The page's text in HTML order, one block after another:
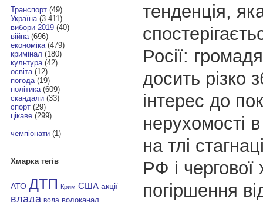
Транспорт(49)
Україна(3 411)
вибори 2019(40)
війна(696)
економіка(479)
кримінал (180)
культура(42)
освіта(12)
погода(19)
політика(609)
скандали(33)
спорт(29)
цікаве(299)
чемпіонати(1)
Хмарка тегів
АТО ДТП Крим США акції
влада вода водоканал
тенденція,
Росії:
досить різко
інтерес до
нерухомості
на тлі
РФ і чергової
погіршення